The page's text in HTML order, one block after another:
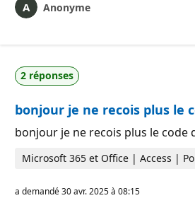
Anonyme
2 réponses
bonjour je ne recois plus le
bonjour je ne recois plus le code
Microsoft 365 et Office | Access |
a demandé30 avr. 2025 à 08:15